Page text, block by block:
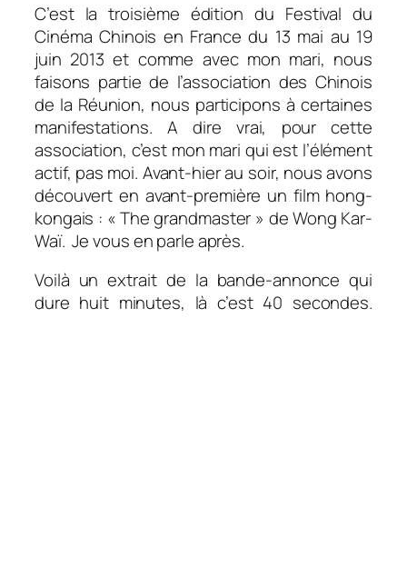
C’est la troisième édition du Festival du
Cinéma Chinois en France du 13 mai au 19
juin 2013 et comme avec mon mari, nous
faisons partie de l’association des Chinois
de la Réunion, nous participons à certaines
manifestations. A dire vrai, pour cette
association, c’est mon mari qui est l’élément
actif, pas moi. Avant-hier au soir, nous avons
découvert en avant-première un film hong-
kongais : « The grandmaster » de Wong Kar-
Waï. Je vous en parle après.
Voilà un extrait de la bande-annonce qui
dure huit minutes, là c’est 40 secondes.